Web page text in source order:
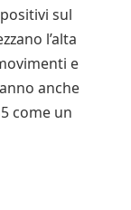
sul
l’alta
e
anche
come un